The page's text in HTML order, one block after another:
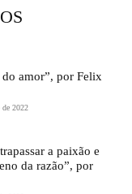
amor”, por Felix
de 2022
a paixão e
da razão”, por